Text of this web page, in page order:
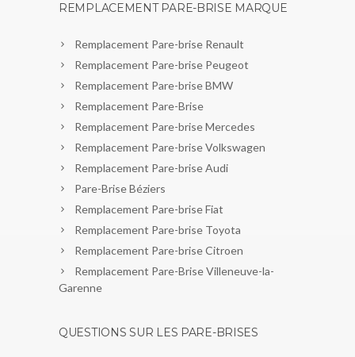
REMPLACEMENT PARE-BRISE MARQUE
Remplacement Pare-brise Renault
Remplacement Pare-brise Peugeot
Remplacement Pare-brise BMW
Remplacement Pare-Brise
Remplacement Pare-brise Mercedes
Remplacement Pare-brise Volkswagen
Remplacement Pare-brise Audi
Pare-Brise Béziers
Remplacement Pare-brise Fiat
Remplacement Pare-brise Toyota
Remplacement Pare-brise Citroen
Remplacement Pare-Brise Villeneuve-la-
Garenne
QUESTIONS SUR LES PARE-BRISES